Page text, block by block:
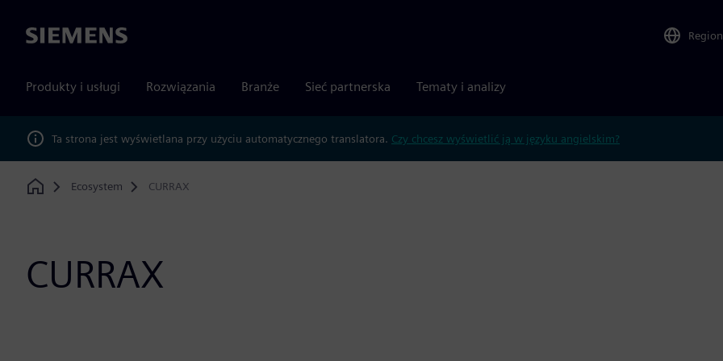
Siemens Region
Produkty i usługi Rozwiązania Branże Sieć partnerska Tematy i analizy
Ta strona jest wyświetlana przy użyciu automatycznego translatora. Czy chcesz wyświetlić ją w języku angielskim?
Home
Ecosystem CURRAX
CURRAX